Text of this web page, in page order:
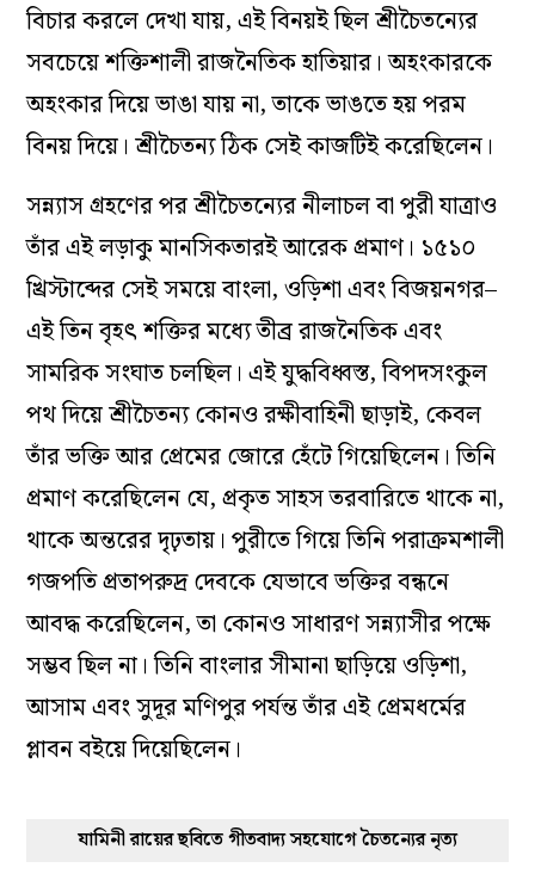
চরম সামাজিক এবং মনস্তাত্ত্বিক বিপ্লব। যে সমাজে
মানুষের অহংকার জন্ম নিত তার জন্ম, জাত, রূপ, ধন বা
পাণ্ডিত্য থেকে, সেখানে শ্রীচৈতন্য ঘোষণা করলেন যে,
ঈশ্বরের দরবারে এই সব অহংকার তুচ্ছ। তিনি চণ্ডালের
পদধূলি মাথায় নিয়ে প্রমাণ করলেন যে, ভক্তি এবং
প্রেমের কাছে কোনও সামাজিক ভেদাভেদ টেকে না।
উমেশচন্দ্র হয়তো এই বিনয়কে ‘পলায়নবাদ’ বা দুর্বলতা
হিসেবে দেখেছিলেন, কিন্তু ইতিহাসের বৃহত্তর প্রেক্ষাপটে
বিচার করলে দেখা যায়, এই বিনয়ই ছিল শ্রীচৈতন্যের
সবচেয়ে শক্তিশালী রাজনৈতিক হাতিয়ার। অহংকারকে
অহংকার দিয়ে ভাঙা যায় না, তাকে ভাঙতে হয় পরম
বিনয় দিয়ে। শ্রীচৈতন্য ঠিক সেই কাজটিই করেছিলেন।
সন্ন্যাস গ্রহণের পর শ্রীচৈতন্যের নীলাচল বা পুরী যাত্রাও
তাঁর এই লড়াকু মানসিকতারই আরেক প্রমাণ। ১৫১০
খ্রিস্টাব্দের সেই সময়ে বাংলা, ওড়িশা এবং বিজয়নগর–
এই তিন বৃহৎ শক্তির মধ্যে তীব্র রাজনৈতিক এবং
সামরিক সংঘাত চলছিল। এই যুদ্ধবিধ্বস্ত, বিপদসংকুল
পথ দিয়ে শ্রীচৈতন্য কোনও রক্ষীবাহিনী ছাড়াই, কেবল
প্রমাণ করেছিলেন যে, প্রকৃত সাহস তরবারিতে থাকে না,